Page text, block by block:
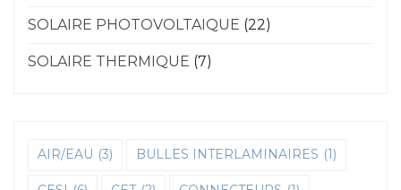
SOLAIRE PHOTOVOLTAIQUE (22)
SOLAIRE THERMIQUE (7)
AIR/EAU (3) BULLES INTERLAMINAIRES (1)